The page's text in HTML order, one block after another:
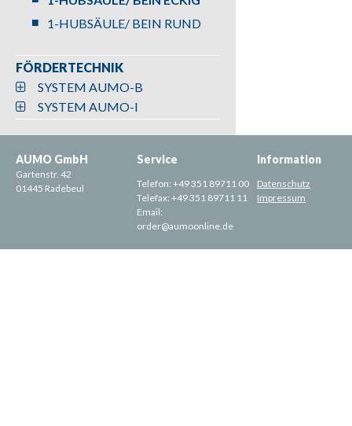
1-HUBSÄULE/ BEIN RUND
FÖRDERTECHNIK
SYSTEM AUMO-B
SYSTEM AUMO-I
AUMO GmbH
Gartenstr. 42
01445 Radebeul
Service
Telefon: +49 351 89711 00
Telefax: +49 351 89711 11
Email:
order@aumoonline.de
Information
Datenschutz
Impressum